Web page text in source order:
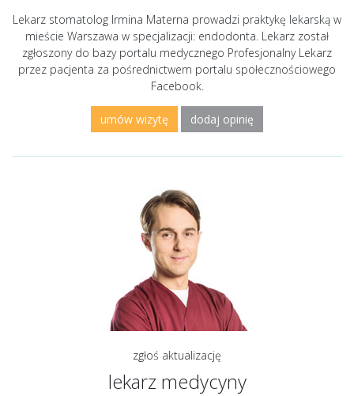
Lekarz stomatolog Irmina Materna prowadzi praktykę lekarską w
mieście Warszawa w specjalizacji: endodonta. Lekarz został
zgłoszony do bazy portalu medycznego Profesjonalny Lekarz
przez pacjenta za pośrednictwem portalu społecznościowego
Facebook.
umów wizytę dodaj opinię
zgłoś aktualizację
lekarz medycyny